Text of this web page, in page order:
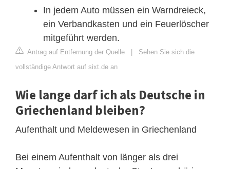
In jedem Auto müssen ein Warndreieck,
ein Verbandkasten und ein Feuerlöscher
mitgeführt werden.
Antrag auf Entfernung der Quelle | Sehen Sie sich die
vollständige Antwort auf sixt.de an
Wie lange darf ich als Deutsche in
Griechenland bleiben?
Aufenthalt und Meldewesen in Griechenland
Bei einem Aufenthalt von länger als drei